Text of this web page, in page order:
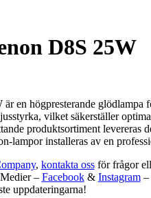
D8S 25W
en högpresterande glödlampa
vilket säkerställer
produktsortiment levereras
lampor installeras av en
, kontakta ossför frågor
– Facebook& Instagram–
uppdateringarna!